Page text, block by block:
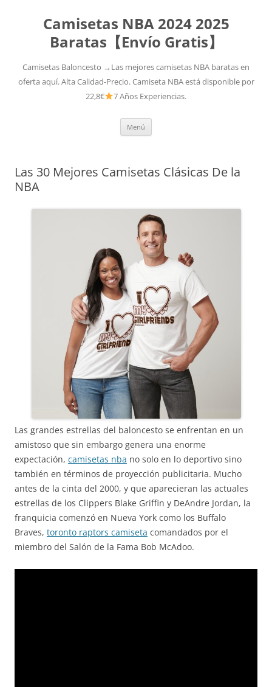
Camisetas NBA 2024 2025
Baratas【Envío Gratis】
Camisetas Baloncesto →Las mejores camisetas NBA baratas en
oferta aquí. Alta Calidad-Precio. Camiseta NBA está disponible por
22,8€
7 Años Experiencias.
Menú
Las 30 Mejores Camisetas Clásicas De la
NBA
Las grandes estrellas del baloncesto se enfrentan en un
amistoso que sin embargo genera una enorme
expectación, camisetas nba no solo en lo deportivo sino
también en términos de proyección publicitaria. Mucho
antes de la cinta del 2000, y que aparecieran las actuales
estrellas de los Clippers Blake Griffin y DeAndre Jordan, la
franquicia comenzó en Nueva York como los Buffalo
Braves, toronto raptors camiseta comandados por el
miembro del Salón de la Fama Bob McAdoo.